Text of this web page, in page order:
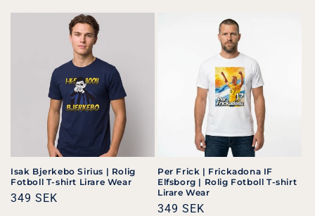
Isak Bjerkebo Sirius | Rolig
Fotboll T-shirt Lirare Wear
Ordinarie
349 SEK
Per Frick | Frickadona IF
Elfsborg | Rolig Fotboll T-shirt
Lirare Wear
Ordinarie
349 SEK